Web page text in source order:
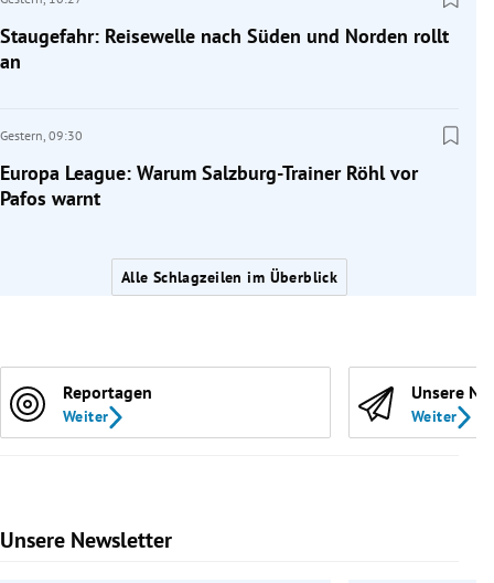
Staugefahr: Reisewelle nach Süden und Norden rollt
an
Gestern, 09:30
Europa League: Warum Salzburg-Trainer Röhl vor
Pafos warnt
Alle Schlagzeilen im Überblick
Reportagen
Weiter
Unsere
Weiter
Unsere Newsletter
Slide 1 von 9